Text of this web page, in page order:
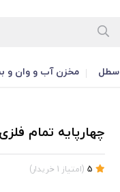
سطل مخزن آب و وان و
چهارپایه تمام
(امتیاز 1 خریدار)